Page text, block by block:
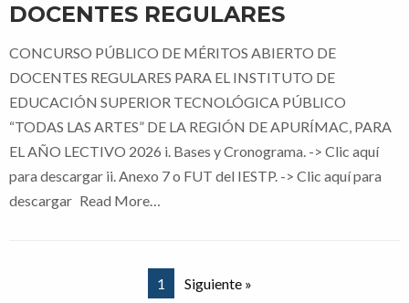
DOCENTES REGULARES
CONCURSO PÚBLICO DE MÉRITOS ABIERTO DE
DOCENTES REGULARES PARA EL INSTITUTO DE
EDUCACIÓN SUPERIOR TECNOLÓGICA PÚBLICO
“TODAS LAS ARTES” DE LA REGIÓN DE APURÍMAC, PARA
EL AÑO LECTIVO 2026 i. Bases y Cronograma. -> Clic aquí
para descargar ii. Anexo 7 o FUT del IESTP. -> Clic aquí para
descargar Read More…
1 Siguiente »